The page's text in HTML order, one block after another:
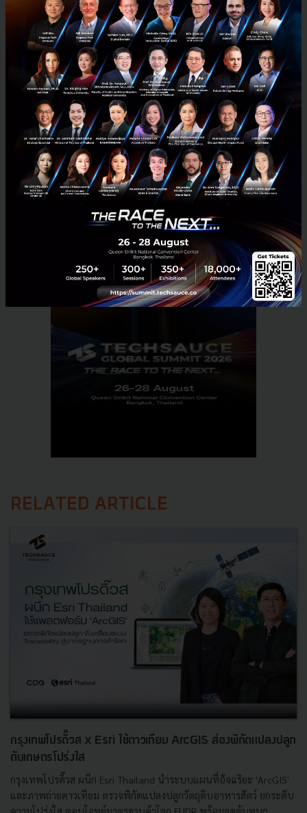
ความสำเร็จครั้งนี้สะท้อนถึงความเป็นผู้นำในอุตสาหกรรม
ของทรู ไอดีซี และวิสัยทัศน์ในการขับเคลื่อนเศรษฐกิจ
ดิจิทัลของประเทศไทยและภูมิภาคอาเซียนด้วยโครงสร้าง
พื้นฐานดิจิทัลที่ล้ำสมัย เป็นมิตรต่อสิ่งแวดล้อม และรองรับ
เทคโนโลยี AI อย่างเต็มรูปแบบ ทรู ไอดีซี ยังคงเดินหน้า
สร้างมาตรฐานใหม่ให้กับดาต้าเซ็นเตอร์ พร้อมผลักดันให้
ประเทศไทยก้าวขึ้นเป็นศูนย์กลางเศรษฐกิจดิจิทัลและ AI
ในระดับภูมิภาค
PR News true-idc True IDC East Bangna Campus
No comment
RELATED ARTICLE
กรุงเทพโปรดิ๊วส x Esri ใช้ดาวเทียม ArcGIS ส่องพิกัดแปลงปลูก
ดันเกษตรโปร่งใส
กรุงเทพโปรดิ๊วส ผนึก Esri Thailand นำระบบแผนที่อัจฉริยะ 'ArcGIS'
และภาพถ่ายดาวเทียม ตรวจพิกัดแปลงปลูกวัตถุดิบอาหารสัตว์ ยกระดับ